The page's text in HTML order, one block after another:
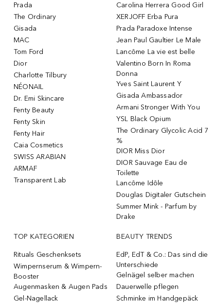
Prada
The Ordinary
Gisada
MAC
Tom Ford
Dior
Charlotte Tilbury
NÉONAIL
Dr. Emi Skincare
Fenty Beauty
Fenty Skin
Fenty Hair
Caia Cosmetics
SWISS ARABIAN
ARMAF
Transparent Lab
Carolina Herrera Good Girl
XERJOFF Erba Pura
Prada Paradoxe Intense
Jean Paul Gaultier Le Male
Lancôme La vie est belle
Valentino Born In Roma
Donna
Yves Saint Laurent Y
Gisada Ambassador
Armani Stronger With You
YSL Black Opium
The Ordinary Glycolic Acid 7
%
DIOR Miss Dior
DIOR Sauvage Eau de
Toilette
Lancôme Idôle
Douglas Digitaler Gutschein
Summer Mink - Parfum by
Drake
TOP KATEGORIEN
Rituals Geschenksets
Wimpernserum & Wimpern-
Booster
Augenmasken & Augen Pads
Gel-Nagellack
BEAUTY TRENDS
EdP, EdT & Co.: Das sind die
Unterschiede
Gelnägel selber machen
Dauerwelle pflegen
Schminke im Handgepäck